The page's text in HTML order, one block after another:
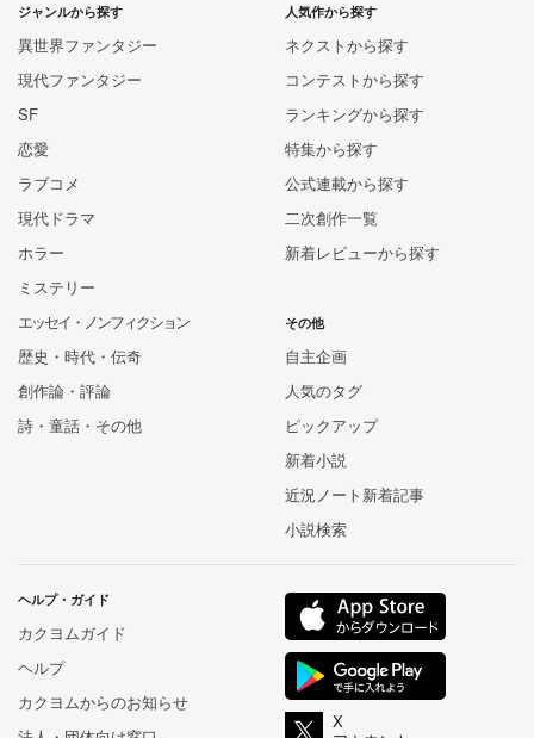
人気作から探す
ネクストから探す
コンテストから探す
ランキングから探す
特集から探す
公式連載から探す
二次創作一覧
新着レビューから探す
ジャンルから探す
異世界ファンタジー
現代ファンタジー
SF
恋愛
ラブコメ
現代ドラマ
ホラー
ミステリー
エッセイ・ノンフィクション
歴史・時代・伝奇
創作論・評論
詩・童話・その他
その他
自主企画
人気のタグ
ピックアップ
新着小説
近況ノート新着記事
小説検索
ヘルプ・ガイド
カクヨムガイド
ヘルプ
カクヨムからのお知らせ
X